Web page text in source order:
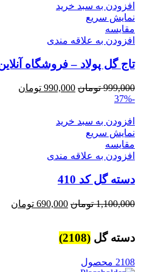
1,100,000 تومان.افزودن به سبد خرید
نمایش سریع
مقايسه
افزودن به علاقه مندی
تاج گل پولاد – فروشگاه
999,000 تومان Original
999,000 تومان.
990,000 تومان
-37%
افزودن به سبد خرید
نمایش سریع
مقايسه
افزودن به علاقه مندی
دسته گل کد 410
1,100,000 تومان Original
1,100,000 تومان.
690,000 تومان
دسته گل (2108)
2108 محصول